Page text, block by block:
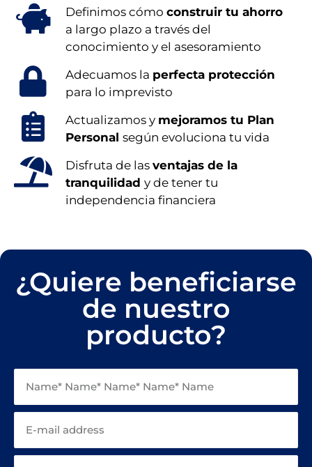
Definimos cómo construir tu ahorro
a largo plazo a través del
conocimiento y el asesoramiento
Adecuamos la perfecta protección
para lo imprevisto
Actualizamos y mejoramos tu Plan
Personal según evoluciona tu vida
Disfruta de las ventajas de la
tranquilidad y de tener tu
independencia financiera
¿Quiere beneficiarse
de nuestro
producto?